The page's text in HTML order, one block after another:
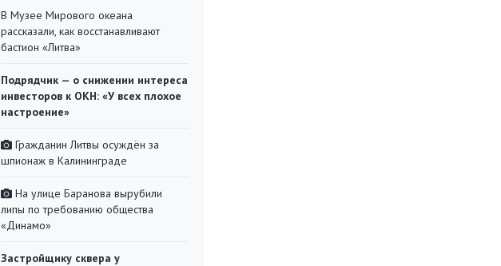
В Музее Мирового океана
рассказали, как восстанавливают
бастион «Литва»
Подрядчик — о снижении интереса
инвесторов к ОКН: «У всех плохое
настроение»
Гражданин Литвы осуждён за
шпионаж в Калининграде
На улице Баранова вырубили
липы по требованию общества
«Динамо»
Застройщику сквера у